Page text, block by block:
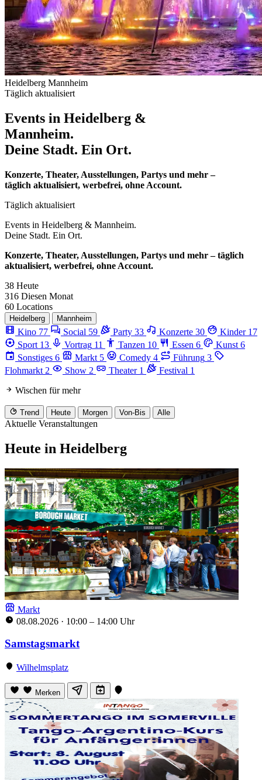
Heidelberg Mannheim
Täglich aktualisiert
Events in Heidelberg &
Mannheim.
Deine Stadt. Ein Ort.
Konzerte, Theater, Ausstellungen, Partys und mehr –
täglich aktualisiert, werbefrei, ohne Account.
Täglich aktualisiert
Events in Heidelberg & Mannheim.
Deine Stadt. Ein Ort.
Konzerte, Theater, Ausstellungen, Partys und mehr – täglich
aktualisiert, werbefrei, ohne Account.
38 Heute
316 Diesen Monat
60 Locations
Heidelberg Mannheim
Kino 77 Social 59 Party 33 Konzerte 30 Kinder 17
Sport 13 Vortrag 11 Tanzen 10 Essen 6 Kunst 6
Sonstiges 6 Markt 5 Comedy 4 Führung 3
Flohmarkt 2 Show 2 Theater 1 Festival 1
Wischen für mehr
Trend Heute Morgen Von-Bis Alle
Aktuelle Veranstaltungen
Heute in Heidelberg
Markt
08.08.2026 · 10:00 – 14:00 Uhr
Samstagsmarkt
Wilhelmsplatz
Merken